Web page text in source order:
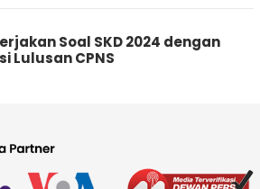
Soal SKD 2024 dengan
Lulusan CPNS